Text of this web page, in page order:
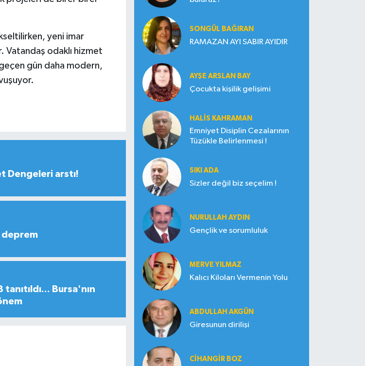
yeni imar
Vatandaş odaklı hizmet
gün daha modern,
Dengeleri arstı!
tanıtıldı... Bursa'nın
SONGÜL BAĞIRAN
RAMAZAN AYI SABIR AYIDIR
AYŞE ARSLAN BAY
Çocukta kişilik gelişimi
HALIS KAHRAMAN
Emniyet Disiplin Cezalarının
Tüzükle Belirlenmesi !
SIKI ADA
Sizler değil biz seçelim !
NURULLAH AYDIN
Gençlik ve sorumluluk
MERVE YILMAZ
Kalıcı Kiloları Vermenin Yolu
ABDULLAH AKGÜN
Giresunun dirilişi
CIHANGIR BOZ